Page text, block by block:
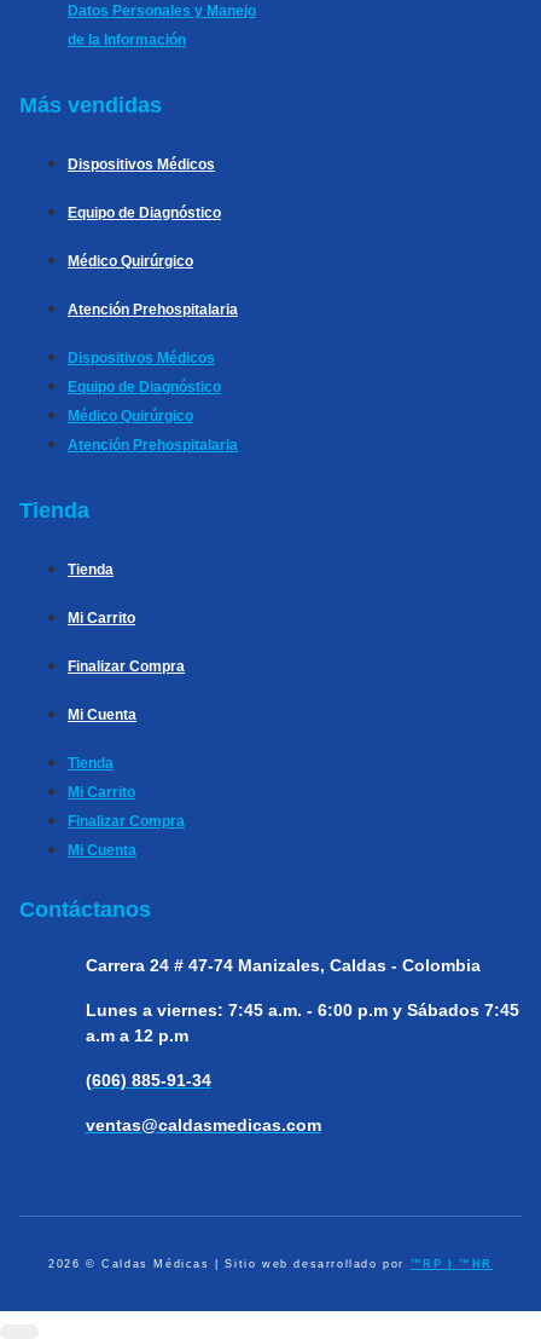
Datos Personales y Manejo
de la Información
Más vendidas
Dispositivos Médicos
Equipo de Diagnóstico
Médico Quirúrgico
Atención Prehospitalaria
Dispositivos Médicos
Equipo de Diagnóstico
Médico Quirúrgico
Atención Prehospitalaria
Tienda
Tienda
Mi Carrito
Finalizar Compra
Mi Cuenta
Tienda
Mi Carrito
Finalizar Compra
Mi Cuenta
Contáctanos
Carrera 24 # 47-74 Manizales, Caldas - Colombia
Lunes a viernes: 7:45 a.m. - 6:00 p.m y Sábados 7:45
a.m a 12 p.m
(606) 885-91-34
ventas@caldasmedicas.com
2026 © Caldas Médicas | Sitio web desarrollado por ™RP | ™HR